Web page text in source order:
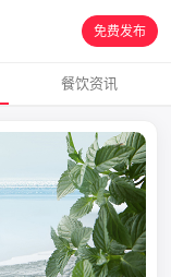
免费发布
餐饮资讯